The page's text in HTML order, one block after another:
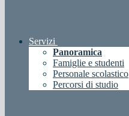
Servizi
Panoramica
Famiglie e studenti
Personale scolastico
Percorsi di studio